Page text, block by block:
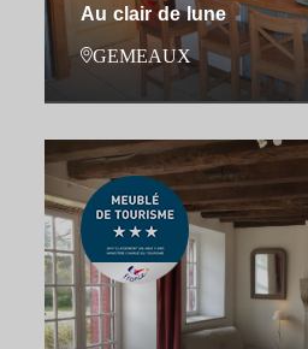
Au clair de lune
GEMEAUX